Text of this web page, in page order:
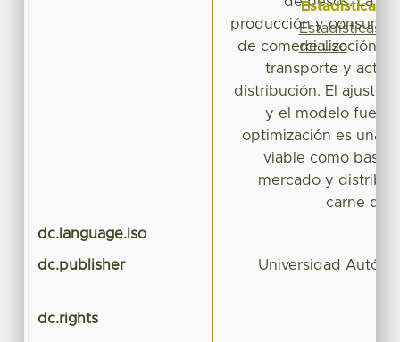
producción y consumo
de comercialización
transporte y
distribución. El ajuste
y el modelo fue
optimización es una
viable como base
mercado y
carne de
dc.language.iso
dc.publisher Universidad
dc.rights
Estadísticas
Estadísticas
de uso